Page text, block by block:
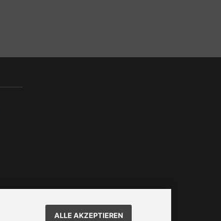
ALLE AKZEPTIEREN